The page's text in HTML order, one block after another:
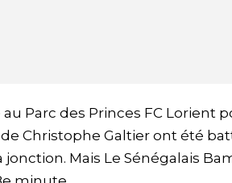
Parc des Princes FC Lorient
Christophe Galtier ont été
Mais Le Sénégalais